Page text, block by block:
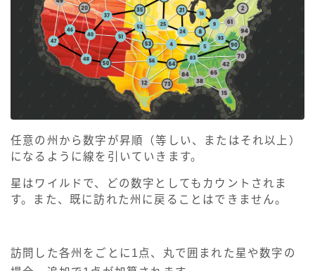
任意の州から数字が昇順（等しい、またはそれ以上）
になるように線を引いていきます。
星はワイルドで、どの数字としてもカウントされま
す。また、既に訪れた州に戻ることはできません。
訪問した各州をごとに1点、丸で囲まれた星や数字の